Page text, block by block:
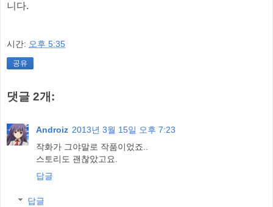
니다.
시간: 오후 5:35
공유
댓글 2개:
Androiz 2013년 3월 15일 오후 7:23
작화가 그야말로 작품이었죠..
스토리도 괜찮았고요.
답글
답글